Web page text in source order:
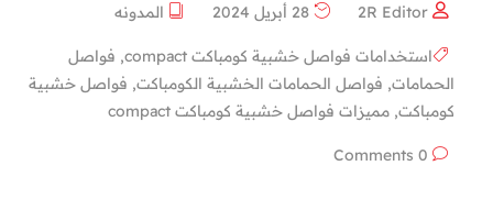
2R Editor المدونه
استخدامات فواصل خشبية كومباكت compact , فواصل
الحمامات, فواصل الحمامات الخشبية الكومباكت, فواصل خشبية
كومباكت, مميزات فواصل خشبية كومباكت compact